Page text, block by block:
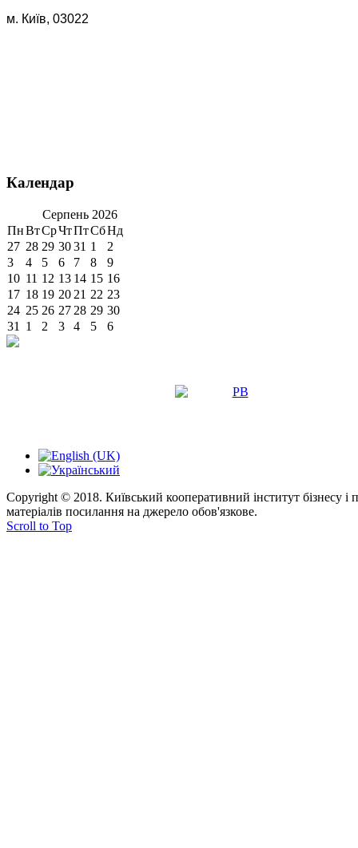
м. Київ, 03022
Календар
Серпень 2026
ПнВтСрЧтПтСбНд
27 28 29 3031 1
2
3
4 5 6 7 8
9
10 11 12 13 14 15 16
17 18 19 20 21 22 23
24 25 26 27 28 29 30
31
1 2 3 4 5 6
Copyright © 2018. Київський кооперативний інститут бізнесу
матеріалів посилання на джерело обов'язкове.
Scroll to Top